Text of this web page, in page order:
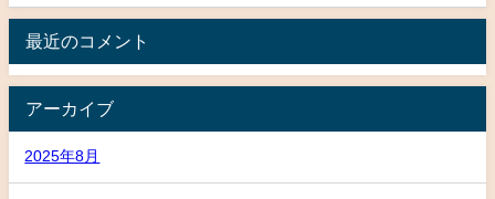
最近のコメント
アーカイブ
2025年8月